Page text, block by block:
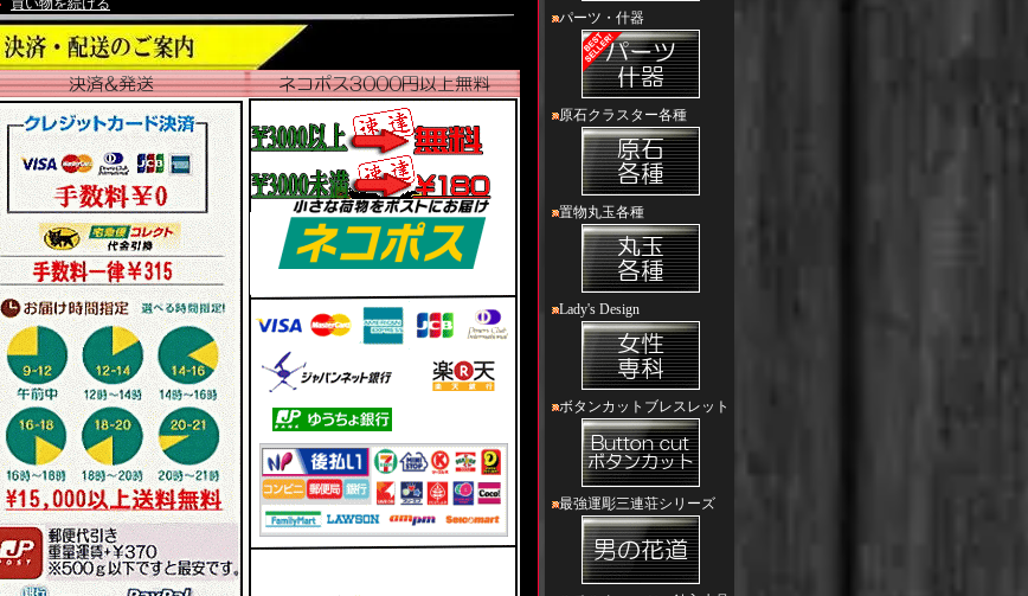
パーツ・什器
原石クラスター各種
置物丸玉各種
Lady's Design
ボタンカットブレスレット
最強運彫三連荘シリーズ